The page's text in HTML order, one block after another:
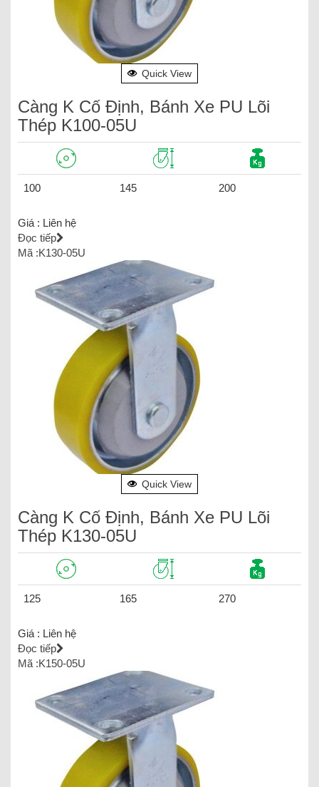
Quick View
Càng K Cố Định, Bánh Xe PU Lõi
Thép K100-05U
100 145 200
Giá : Liên hệ
Đọc tiếp
Mã :K130-05U
Quick View
Càng K Cố Định, Bánh Xe PU Lõi
Thép K130-05U
125 165 270
Giá : Liên hệ
Đọc tiếp
Mã :K150-05U